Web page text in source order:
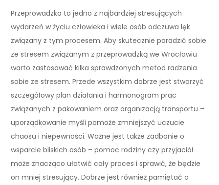
Przeprowadzka to jedno z najbardziej stresujących
wydarzeń w życiu człowieka i wiele osób odczuwa lęk
związany z tym procesem. Aby skutecznie poradzić sobie
ze stresem związanym z przeprowadzką we Wrocławiu
warto zastosować kilka sprawdzonych metod radzenia
sobie ze stresem. Przede wszystkim dobrze jest stworzyć
szczegółowy plan działania i harmonogram prac
związanych z pakowaniem oraz organizacją transportu –
uporządkowanie myśli pomoże zmniejszyć uczucie
chaosu i niepewności. Ważne jest także zadbanie o
wsparcie bliskich osób – pomoc rodziny czy przyjaciół
może znacząco ułatwić cały proces i sprawić, że będzie
on mniej stresujący. Dobrze jest również pamiętać o